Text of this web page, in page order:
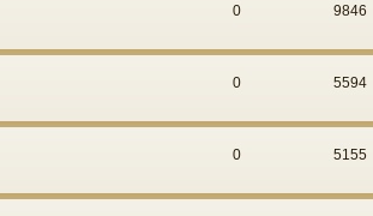
0 9846
0 5594
0 5155